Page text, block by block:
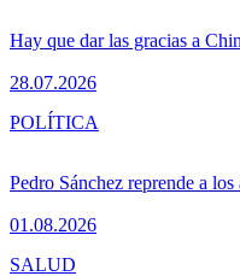
Hay que dar las gracias a
28.07.2026
Pedro Sánchez reprende a
01.08.2026
POLÍTICA
SALUD